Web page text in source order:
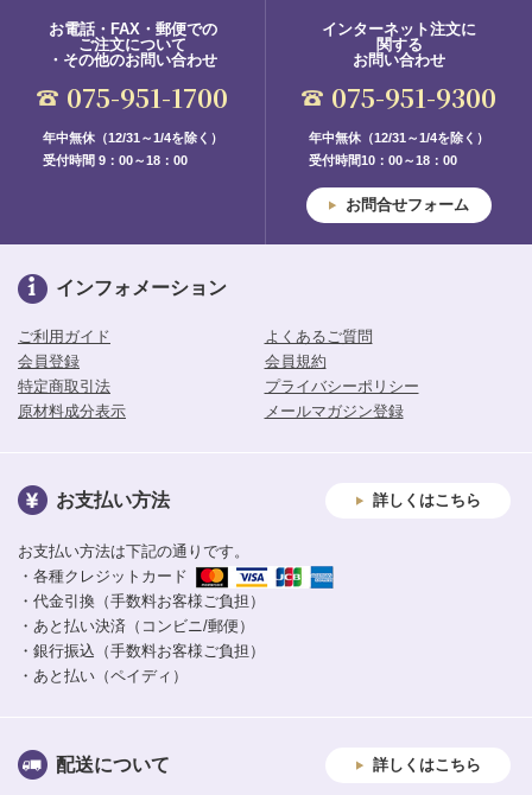
お電話・FAX・郵便での
ご注文について
・その他のお問い合わせ
075-951-1700
年中無休（12/31～1/4を除く）
受付時間 9：00～18：00
インターネット注文に
関する
お問い合わせ
075-951-9300
年中無休（12/31～1/4を除く）
受付時間10：00～18：00
お問合せフォーム
インフォメーション
ご利用ガイド
よくあるご質問
会員登録
会員規約
特定商取引法
プライバシーポリシー
原材料成分表示
メールマガジン登録
お支払い方法 詳しくはこちら
お支払い方法は下記の通りです。
・各種クレジットカード
・代金引換（手数料お客様ご負担）
・あと払い決済（コンビニ/郵便）
・銀行振込（手数料お客様ご負担）
・あと払い（ペイディ）
配送について 詳しくはこちら